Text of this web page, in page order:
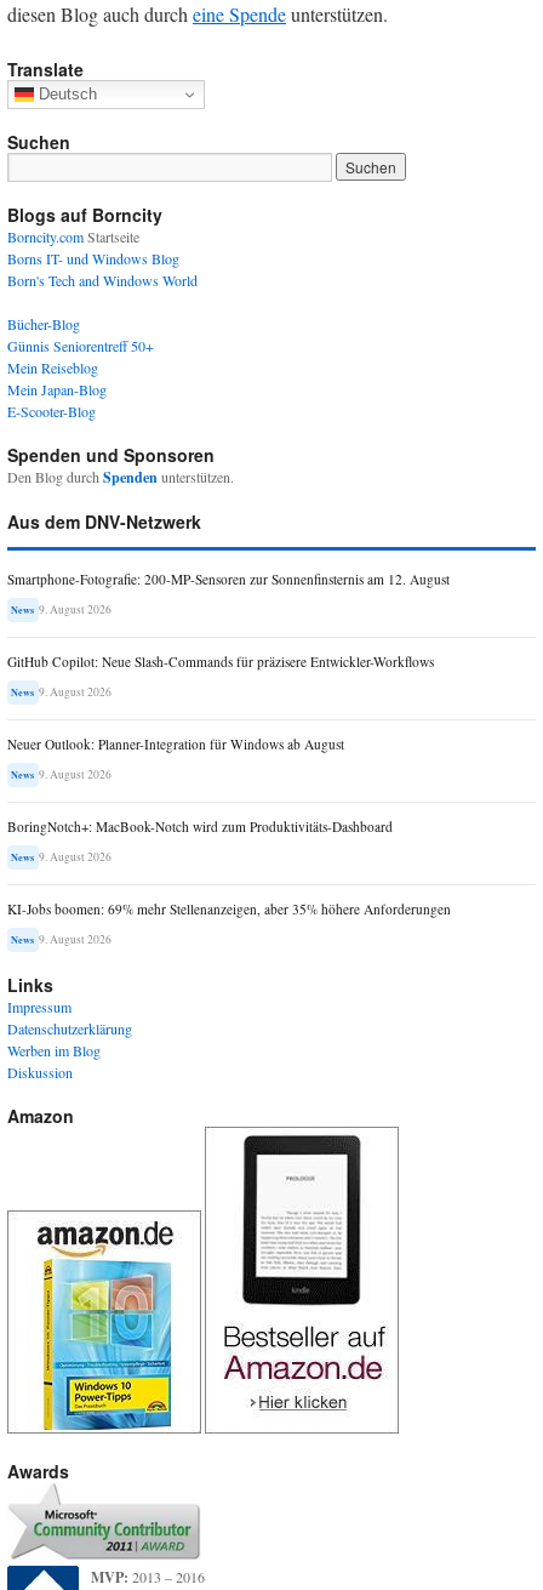
diesen Blog auch durcheine Spendeunterstützen.
Translate
Deutsch
Suchen
Blogs auf Borncity
Borncity.comStartseite
Borns IT- und Windows Blog
Born's Tech and Windows World
Bücher-Blog
Günnis Seniorentreff 50+
Mein Reiseblog
Mein Japan-Blog
E-Scooter-Blog
Spenden und Sponsoren
Den Blog durchSpendenunterstützen.
Aus dem DNV-Netzwerk
Smartphone-Fotografie: 200-MP-Sensoren zur Sonnenfinsternis am 12. August
News 9. August 2026
GitHub Copilot: Neue Slash-Commands für präzisere Entwickler-Workflows
News 9. August 2026
Neuer Outlook: Planner-Integration für Windows ab August
News 9. August 2026
BoringNotch+: MacBook-Notch wird zum Produktivitäts-Dashboard
News 9. August 2026
KI-Jobs boomen: 69% mehr Stellenanzeigen, aber 35% höhere Anforderungen
News 9. August 2026
Links
Impressum
Datenschutzerklärung
Werben im Blog
Diskussion
Amazon
Awards
MVP: 2013 – 2016